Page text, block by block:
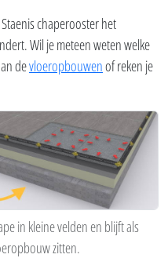
chaperooster het
Wil je meteen weten welke
devloeropbouwenof reken je
in kleine velden en blijft als
zitten.